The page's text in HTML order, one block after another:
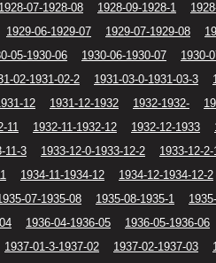
1928-07-1928-08 1928-09-1928-1
1929-06-1929-07 1929-07-1929-08
05-1930-06 1930-06-1930-07 1930-
02-1931-02-2 1931-03-0-1931-03-3
12 1931-12-1932 1932-1932-
11 1932-11-1932-12 1932-12-1933
11-3 1933-12-0-1933-12-2 1933-12-
1934-11-1934-12 1934-12-1934-12-2
07-1935-08 1935-08-1935-1
1936-04-1936-05 1936-05-1936-06
1937-01-3-1937-02 1937-02-1937-03